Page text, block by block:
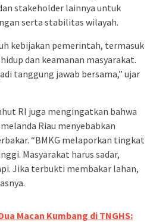
stakeholder lainnya untuk
serta stabilitas wilayah.
kebijakan pemerintah, termasuk
dan keamanan masyarakat.
tanggung jawab bersama,” ujar
RI juga mengingatkan bahwa
Riau menyebabkan
“BMKG melaporkan tingkat
Masyarakat harus sadar,
Jika terbukti membakar lahan,
Macan Kumbang di TNGHS: